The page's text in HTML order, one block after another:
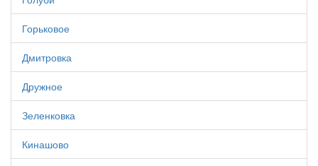
Горьковое
Дмитровка
Дружное
Зеленковка
Кинашово